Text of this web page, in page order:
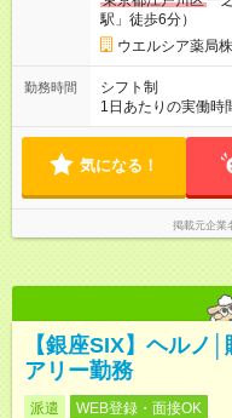
ヶ月 雇用形態、給
駅」徒歩6分）
ウエルシア薬局
勤務時間
シフト制
1日あたりの実働時
間の勤務 ☆週3～5
気になる！
掲載元企業
【銀座SIX】ヘルノ
アリー勤務
派遣 WEB登録・面接OK